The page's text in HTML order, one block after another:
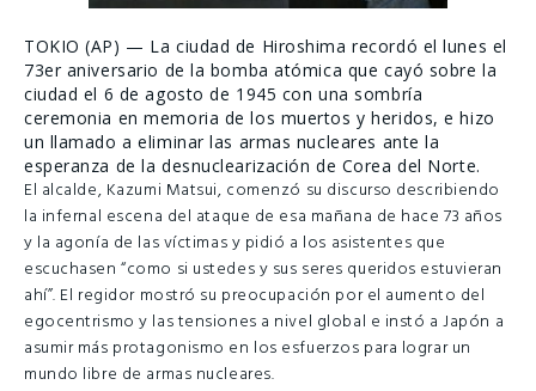
TOKIO (AP) — La ciudad de Hiroshima recordó el lunes el
73er aniversario de la bomba atómica que cayó sobre la
ciudad el 6 de agosto de 1945 con una sombría
ceremonia en memoria de los muertos y heridos, e hizo
un llamado a eliminar las armas nucleares ante la
esperanza de la desnuclearización de Corea del Norte.
El alcalde, Kazumi Matsui, comenzó su discurso describiendo
la infernal escena del ataque de esa mañana de hace 73 años
y la agonía de las víctimas y pidió a los asistentes que
escuchasen “como si ustedes y sus seres queridos estuvieran
ahí”. El regidor mostró su preocupación por el aumento del
egocentrismo y las tensiones a nivel global e instó a Japón a
asumir más protagonismo en los esfuerzos para lograr un
mundo libre de armas nucleares.